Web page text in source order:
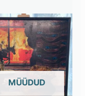
OUT OF STOCK